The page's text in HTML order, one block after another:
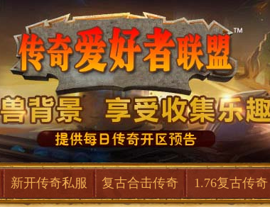
新开传奇私服 复古合击传奇 1.76复古传奇